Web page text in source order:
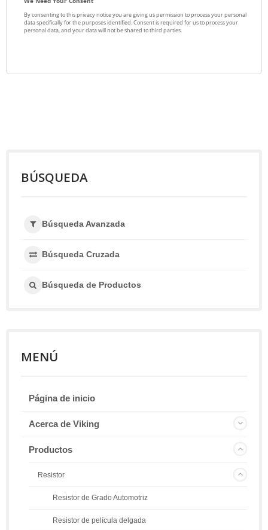
BÚSQUEDA
Búsqueda Avanzada
Búsqueda Cruzada
Búsqueda de Productos
MENÚ
Página de inicio
Acerca de Viking
Productos
Resistor
Resistor de Grado Automotriz
Resistor de película delgada